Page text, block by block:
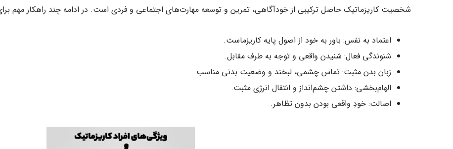
شخصیت کاریزماتیک حاصل ترکیبی از خودآگاهی، تمرین و توسعه مهارت‌های اجتماعی و فردی است. در ادامه چند راهکار مهم
اعتماد به نفس: باور به خود از اصول پایه کاریزماست.
شنوندگی فعال: شنیدن واقعی و توجه به طرف مقابل.
زبان بدن مثبت: تماس چشمی، لبخند و وضعیت بدنی مناسب.
الهام‌بخشی: داشتن چشم‌انداز و انتقال انرژی مثبت.
اصالت: خودِ واقعی بودن بدون تظاهر.